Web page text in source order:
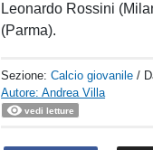
Leonardo Rossini
(Parma).
Sezione:Calcio giovanile /
Autore: Andrea Villa
vedi letture